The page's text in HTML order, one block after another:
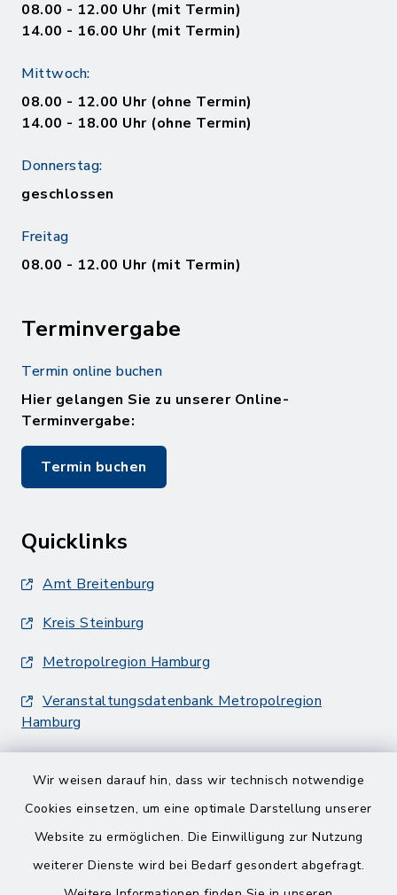
Wir weisen darauf hin, dass wir technisch notwendige
Cookies einsetzen, um eine optimale Darstellung unserer
Website zu ermöglichen. Die Einwilligung zur Nutzung
weiterer Dienste wird bei Bedarf gesondert abgefragt.
08.00 - 12.00 Uhr (mit Termin)
14.00 - 16.00 Uhr (mit Termin)
Mittwoch:
08.00 - 12.00 Uhr (ohne Termin)
14.00 - 18.00 Uhr (ohne Termin)
Donnerstag:
geschlossen
Freitag
08.00 - 12.00 Uhr (mit Termin)
Terminvergabe
Termin online buchen
Hier gelangen Sie zu unserer Online-
Terminvergabe:
Termin buchen
Quicklinks
Amt Breitenburg
Kreis Steinburg
Metropolregion Hamburg
Veranstaltungsdatenbank Metropolregion
Hamburg